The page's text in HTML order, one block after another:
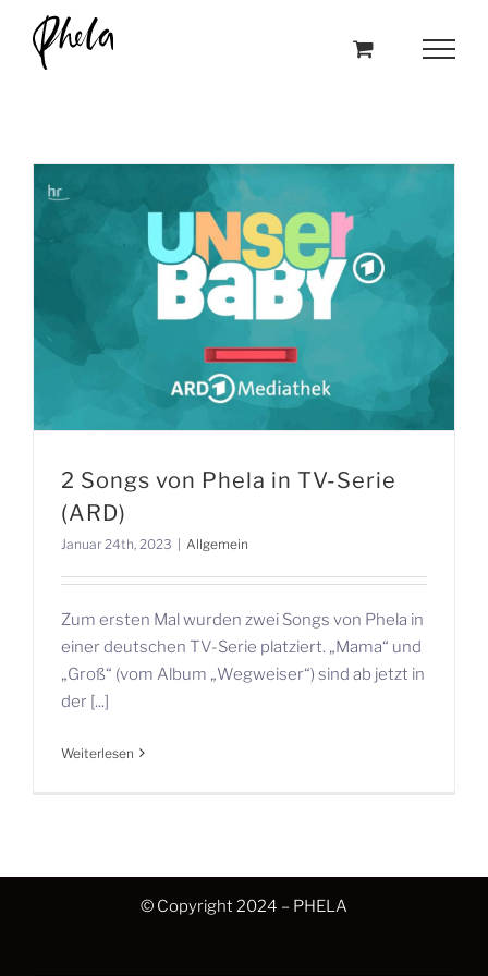
content
2 Songs von Phela in TV-Serie
(ARD)
Januar 24th, 2023 Allgemein
Zum ersten Mal wurden zwei Songs von Phela in
einer deutschen TV-Serie platziert. „Mama“ und
„Groß“ (vom Album „Wegweiser“) sind ab jetzt in
der [...]
Weiterlesen
© Copyright 2024 – PHELA